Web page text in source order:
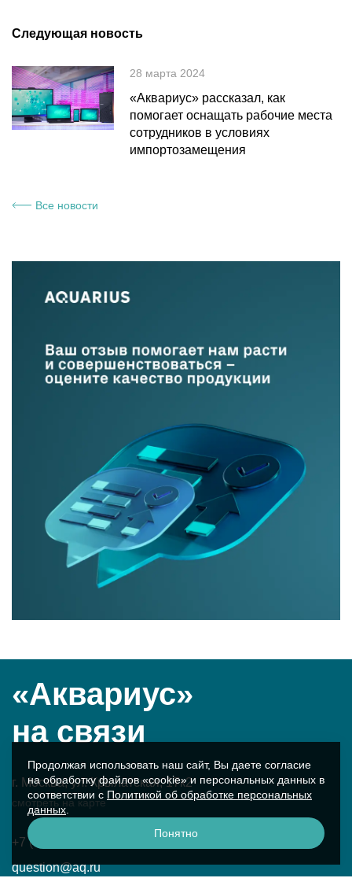
Следующая новость
28 марта 2024
«Аквариус» рассказал, как
помогает оснащать рабочие места
сотрудников в условиях
импортозамещения
Все новости
«Аквариус»
на связи
г. Москва, ул. Крылатская, 17к2
смотреть на карте
+7 (495) 729-51-50
question@aq.ru
Продолжая использовать наш сайт, Вы даете согласие
на обработку файлов «cookie» и персональных данных в
соответствии с Политикой об обработке персональных
данных
Понятно